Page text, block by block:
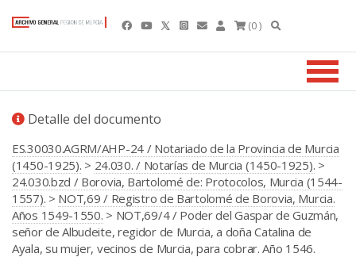
(0 )
Detalle del documento
ES.30030.AGRM/AHP-24 / Notariado de la Provincia de Murcia
(1450-1925). > 24.030. / Notarías de Murcia (1450-1925). >
24.030.bzd / Borovia, Bartolomé de: Protocolos, Murcia (1544-
1557). > NOT,69 / Registro de Bartolomé de Borovia, Murcia.
Años 1549-1550. > NOT,69/4 / Poder del Gaspar de Guzmán,
señor de Albudeite, regidor de Murcia, a doña Catalina de
Ayala, su mujer, vecinos de Murcia, para cobrar. Año 1546.